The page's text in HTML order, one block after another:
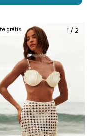
1 / 2
grátis